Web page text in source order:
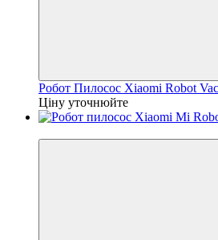
Робот Пилосос Xiaomi Robot
Ціну уточнюйте